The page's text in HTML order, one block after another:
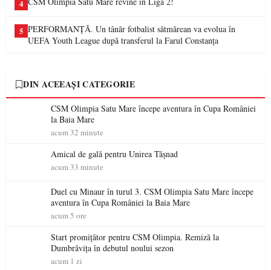
4
5 PERFORMANȚĂ. Un tânăr fotbalist sătmărean va evolua în
UEFA Youth League după transferul la Farul Constanța
DIN ACEEAȘI CATEGORIE
CSM Olimpia Satu Mare începe aventura în Cupa României
la Baia Mare
acum 32 minute
Amical de gală pentru Unirea Tășnad
acum 33 minute
Duel cu Minaur în turul 3. CSM Olimpia Satu Mare începe
aventura în Cupa României la Baia Mare
acum 5 ore
Start promițător pentru CSM Olimpia. Remiză la
Dumbrăvița în debutul noului sezon
acum 1 zi